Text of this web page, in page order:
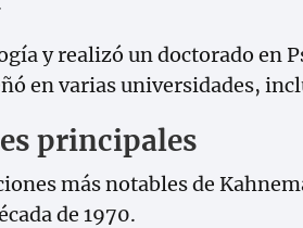
y realizó un doctorado en
en varias universidades,
principales
más notables de
de 1970.